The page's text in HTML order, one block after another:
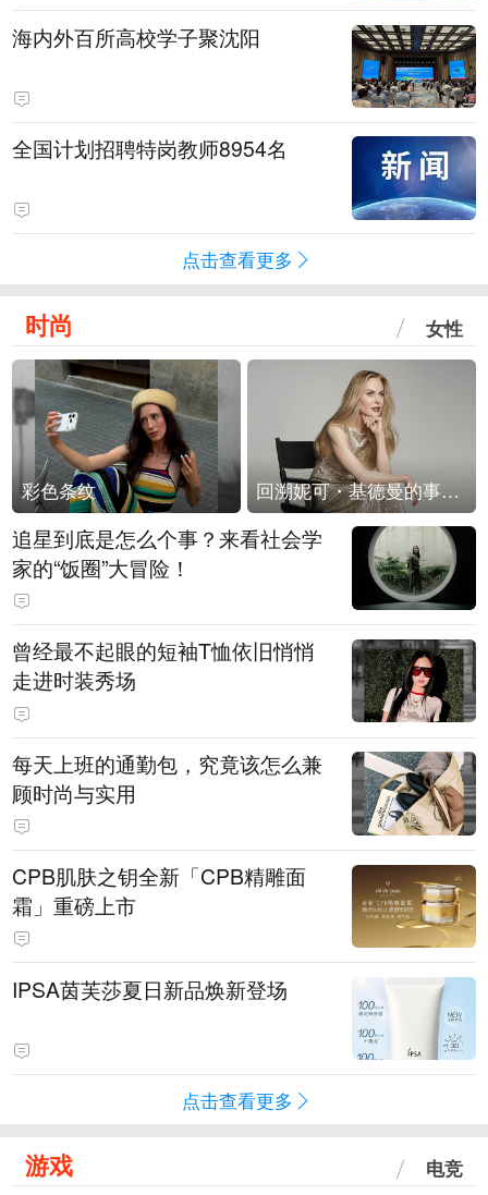
海内外百所高校学子聚沈阳
全国计划招聘特岗教师8954名
点击查看更多
时尚 女性
彩色条纹 回溯妮可・基德曼的事业轨迹
追星到底是怎么个事？来看社会学
家的“饭圈”大冒险！
曾经最不起眼的短袖T恤依旧悄悄
走进时装秀场
每天上班的通勤包，究竟该怎么兼
顾时尚与实用
CPB肌肤之钥全新「CPB精雕面
霜」重磅上市
IPSA茵芙莎夏日新品焕新登场
点击查看更多
游戏 电竞